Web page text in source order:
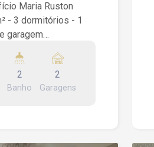
Maria Ruston
garagem
em frente Ao
87m², 3 dormitórios,
cozinha repleta de
2
Banho
2
Garagens